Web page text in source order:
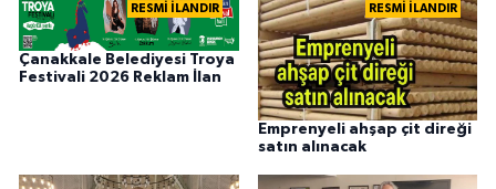
RESMİ İLANDIR
Çanakkale Belediyesi Troya
Festivali 2026 Reklam İlan
RESMİ İLANDIR
Emprenyeli ahşap çit direği
satın alınacak